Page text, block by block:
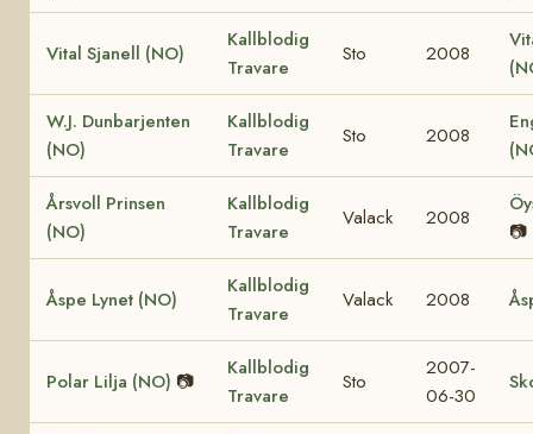
Vital Sjanell (NO)
Kallblodig
Travare
Sto 2008
W.J. Dunbarjenten
(NO)
Kallblodig
Travare
Sto 2008
Årsvoll Prinsen
(NO)
Kallblodig
Travare
Valack 2008
📷
Åspe Lynet (NO)
Kallblodig
Travare
Valack 2008
Polar Lilja (NO) 📷
Kallblodig
Travare
Sto
2007-
06-30